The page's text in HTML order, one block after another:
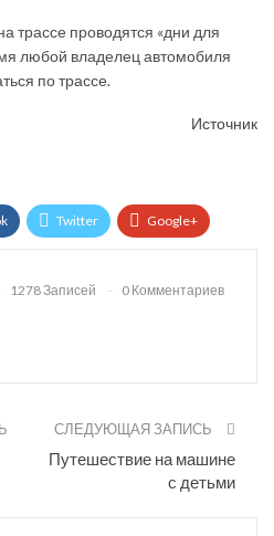
трассе проводятся «дни для
любой владелец автомобиля
по трассе.
Источник
Twitter Google+
1278 Записей 0 Комментариев
СЛЕДУЮЩАЯ ЗАПИСЬ
Путешествие на машине
с детьми